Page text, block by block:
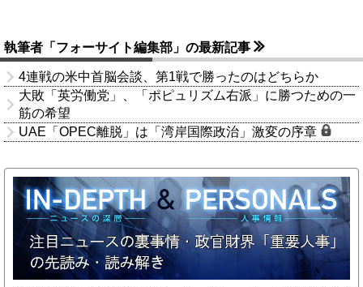
執筆者「フォーサイト編集部」の最新記事
4連戦の米中首脳会談、第1戦で勝ったのはどちらか
大敗「英労働党」、「ポピュリズム右派」に勝つための一
筋の希望
UAE「OPEC離脱」は「湾岸国際政治」激変の序章